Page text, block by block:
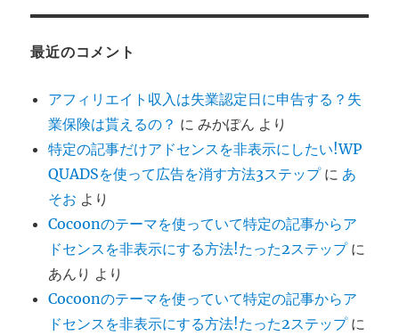
最近のコメント
アフィリエイト収入は失業認定日に申告する？失
業保険は貰えるの？ にみかぽん より
特定の記事だけアドセンスを非表示にしたい!WP
QUADSを使って広告を消す方法3ステップに あ
そお より
Cocoonのテーマを使っていて特定の記事からア
ドセンスを非表示にする方法!たった2ステップに
あんり より
Cocoonのテーマを使っていて特定の記事からア
ドセンスを非表示にする方法!たった2ステップに